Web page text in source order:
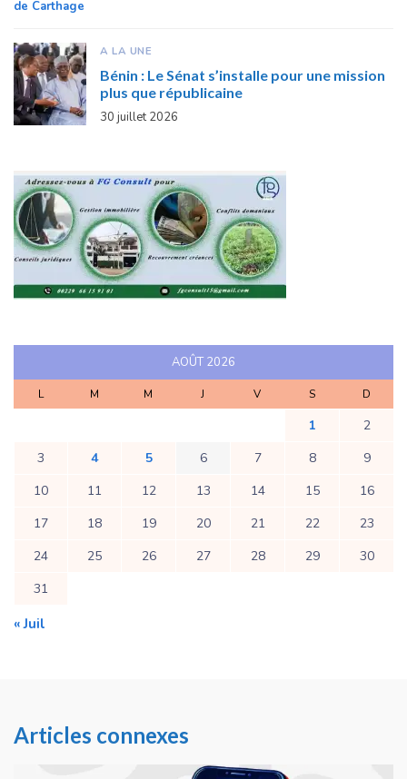
A LA UNE
Bénin : Le Sénat s’installe pour une mission
plus que républicaine
30 juillet 2026
AOÛT 2026
L M M J V S D
1
2
3
4 5 6 7 8
9
10
11 12 13 14 15
16
17
18 19 20 21 22
23
24
25 26 27 28 29
30
31
« Juil
Articles connexes